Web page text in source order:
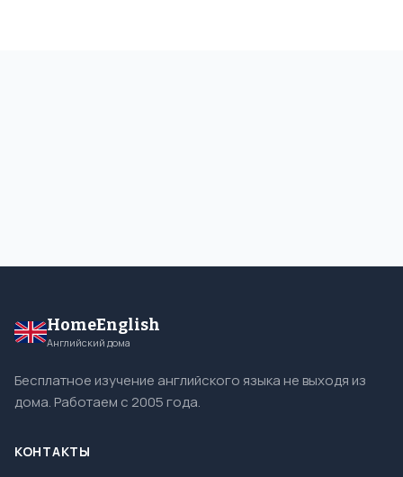
HomeEnglish
Английский дома
Бесплатное изучение английского языка не выходя из
дома. Работаем с 2005 года.
КОНТАКТЫ